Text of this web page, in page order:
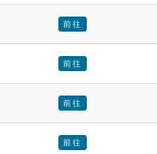
前往
前往
前往
前往